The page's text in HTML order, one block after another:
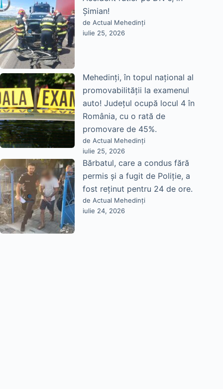
Șimian!
de Actual Mehedinți
iulie 25, 2026
Mehedinți, în topul național al
promovabilității la examenul
auto! Județul ocupă locul 4 în
România, cu o rată de
promovare de 45%.
de Actual Mehedinți
iulie 25, 2026
Bărbatul, care a condus fără
permis și a fugit de Poliție, a
fost reținut pentru 24 de ore.
de Actual Mehedinți
iulie 24, 2026